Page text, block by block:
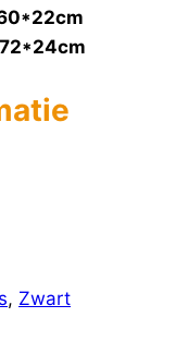
, Zwart